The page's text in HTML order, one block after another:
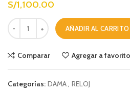
S/1,100.00
Alliance Small 35 mm cantidad
AÑADIR AL CARRITO
Comparar Agregar a
Categorías: DAMA, RELOJ